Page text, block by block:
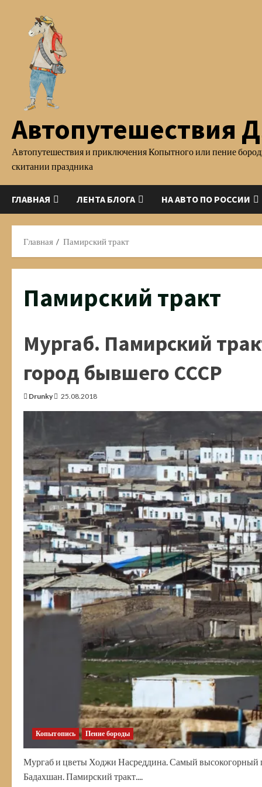
содержимому
Автопутешествия
Автопутешествия и приключения Копытного или пение
скитании праздника
ГЛАВНАЯ ЛЕНТА БЛОГА НА АВТО ПО РОССИИ
Главная Памирский тракт
Памирский тракт
Мургаб. Памирский
город бывшего СССР
Drunky 25.08.2018
Копытопись Пение бороды
Мургаб и цветы Ходжи Насреддина. Самый высокогорный
Бадахшан. Памирский тракт....